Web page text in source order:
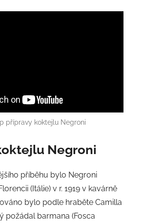
přípravy koktejlu Negroni
Negroni
příběhu bylo Negroni
(Itálie) v r. 1919 v kavárně
bylo podle hraběte Camilla
požádal barmana (Fosca